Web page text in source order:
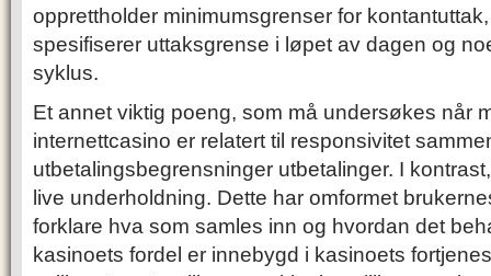
opprettholder minimumsgrenser for
spesifiserer uttaksgrense i løpet av dagen og
syklus.
Et annet viktig poeng, som må undersøkes når
internettcasino er relatert til responsivitet
utbetalingsbegrensninger utbetalinger. I
live underholdning. Dette har omformet
forklare hva som samles inn og hvordan det
kasinoets fordel er innebygd i kasinoets